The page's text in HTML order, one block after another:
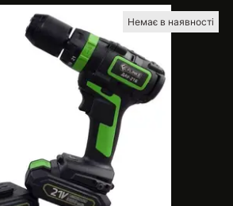
Немає в наявності